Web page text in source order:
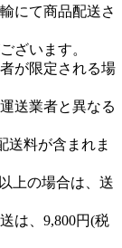
にて商品配送さ
ざいます。
が限定される場
送業者と異なる
送料が含まれま
上の場合は、送
は、9,800円(税